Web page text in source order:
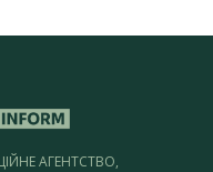
АГЕНТСТВО,